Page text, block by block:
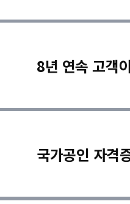
8년 연속 고객
국가공인 자격